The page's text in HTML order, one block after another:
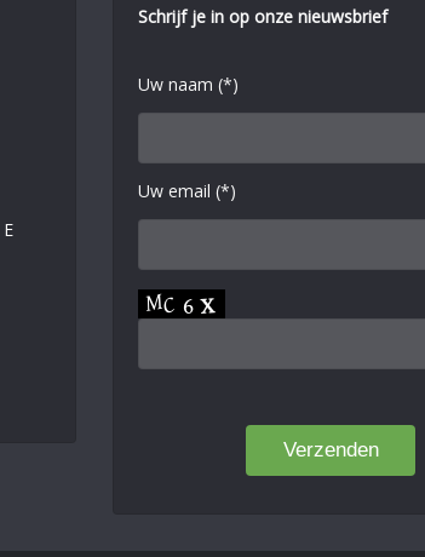
Schrijf je in op onze nieuwsbrief
Uw naam (*)
Uw email (*)